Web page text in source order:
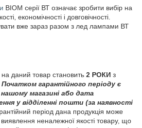
BIOM серії ВТ означає зробити вибір на
економічності і довговічності.
вже зараз разом з лед лампами ВТ
на даний товар становить 2 РОКИ з
Початком гарантійного періоду є
магазині або дата
у відділенні пошти (за наявності
період дана продукція може
виявлення неналежної якості товару, що